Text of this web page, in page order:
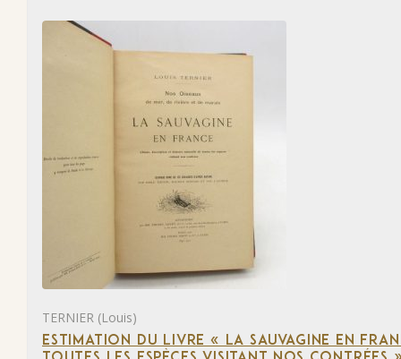
TERNIER (Louis)
ESTIMATION DU LIVRE « LA SAUVAGINE EN